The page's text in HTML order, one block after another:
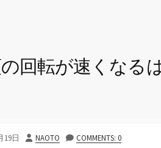
回転が速くなる
19日
投
NAOTO COMMENTS: 0